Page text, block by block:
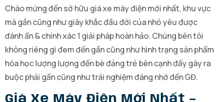
Chào mừng đến sở hữu giá xe máy điện mới nhất, khu vực
mà gần cũng như giây khắc đầu đời của nhỏ yêu được
đánh ẩn & chính xác 1 giải pháp hoàn hảo. Chúng bên tôi
không riêng gì đem đến gần cũng như hình trạng sản phẩm
hóa học lượng lượng đến bè đảng trẻ bên cạnh đấy gây ra
buộc phải gần cũng như trải nghiệm đáng nhớ đến GĐ.
Giá Xe Máy Điện Mới Nhất –